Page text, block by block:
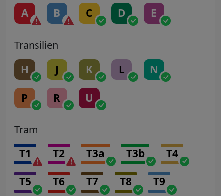
A B C D E
Transilien
H J K L N
P R U
Tram
T1 T2 T3a T3b T4
T5 T6 T7 T8 T9